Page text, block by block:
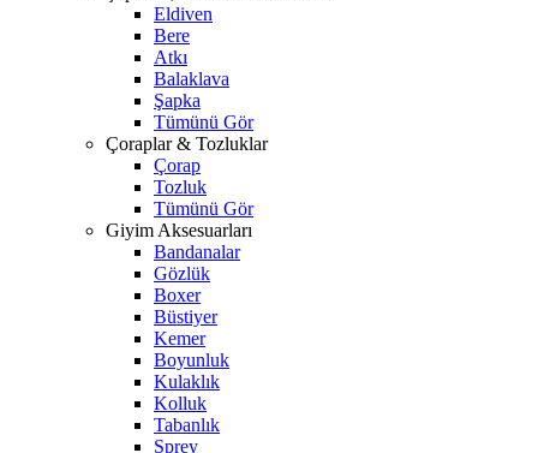
Eldiven
Bere
Atkı
Balaklava
Şapka
Tümünü Gör
Çoraplar & Tozluklar
Çorap
Tozluk
Tümünü Gör
Giyim Aksesuarları
Bandanalar
Gözlük
Boxer
Büstiyer
Kemer
Boyunluk
Kulaklık
Kolluk
Tabanlık
Sprey